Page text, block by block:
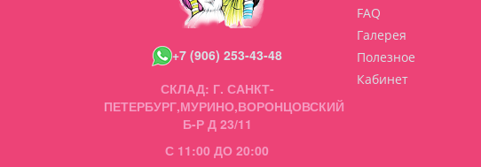
FAQ
Галерея
Полезное
Кабинет
+7 (906) 253-43-48
СКЛАД: Г. САНКТ-
ПЕТЕРБУРГ,МУРИНО,ВОРОНЦОВСКИЙ
Б-Р Д 23/11
С 11:00 ДО 20:00